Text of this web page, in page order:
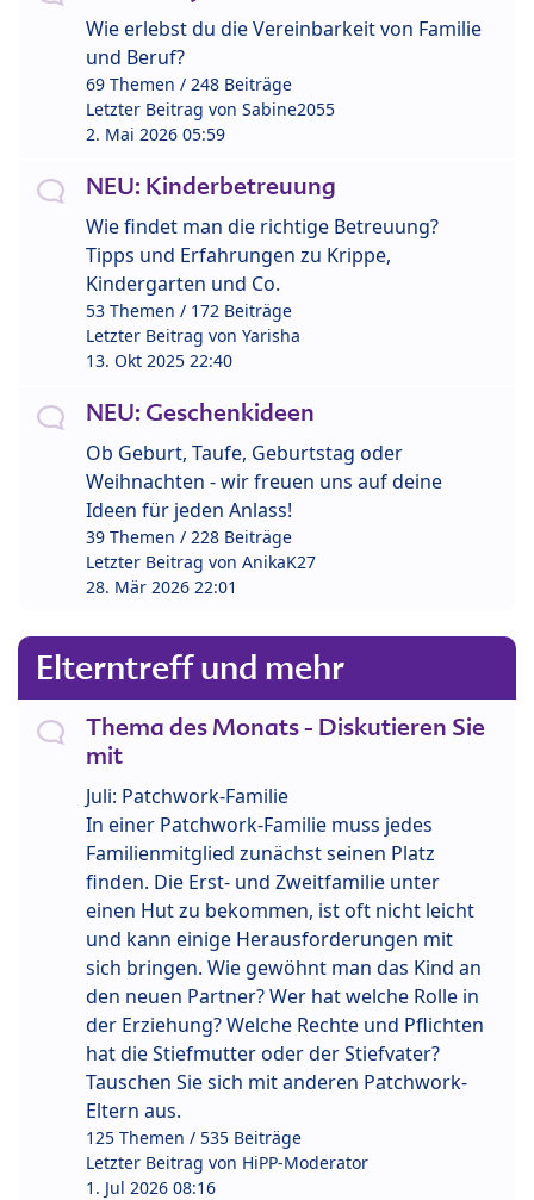
Wie erlebst du die Vereinbarkeit von Familie
und Beruf?
69 Themen / 248 Beiträge
Letzter Beitrag von Sabine2055
2. Mai 2026 05:59
NEU: Kinderbetreuung
Wie findet man die richtige Betreuung?
Tipps und Erfahrungen zu Krippe,
Kindergarten und Co.
53 Themen / 172 Beiträge
Letzter Beitrag von Yarisha
13. Okt 2025 22:40
NEU: Geschenkideen
Ob Geburt, Taufe, Geburtstag oder
Weihnachten - wir freuen uns auf deine
Ideen für jeden Anlass!
39 Themen / 228 Beiträge
Letzter Beitrag von AnikaK27
28. Mär 2026 22:01
Elterntreff und mehr
Thema des Monats - Diskutieren Sie
mit
Juli: Patchwork-Familie
In einer Patchwork-Familie muss jedes
Familienmitglied zunächst seinen Platz
finden. Die Erst- und Zweitfamilie unter
einen Hut zu bekommen, ist oft nicht leicht
und kann einige Herausforderungen mit
sich bringen. Wie gewöhnt man das Kind an
den neuen Partner? Wer hat welche Rolle in
der Erziehung? Welche Rechte und Pflichten
hat die Stiefmutter oder der Stiefvater?
Tauschen Sie sich mit anderen Patchwork-
Eltern aus.
125 Themen / 535 Beiträge
Letzter Beitrag von HiPP-Moderator
1. Jul 2026 08:16